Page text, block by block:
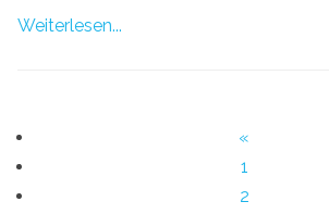
Weiterlesen...
«
1
2